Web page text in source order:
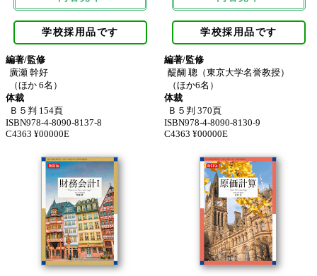
学校採用品です
編著/監修
廣瀬 幹好
（ほか 6名）
体裁
Ｂ５判 154頁
ISBN978-4-8090-8137-8
C4363 ¥00000E
学校採用品です
編著/監修
醍醐 聰（東京大学名誉教授）
（ほか6名）
体裁
Ｂ５判 370頁
ISBN978-4-8090-8130-9
C4363 ¥00000E